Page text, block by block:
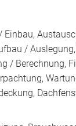
/
/ Berechnung,